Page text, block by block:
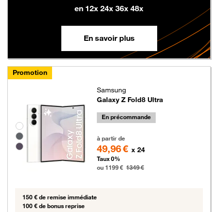
en 12x 24x 36x 48x
En savoir plus
Promotion
Groupe de couleurs disponibles non sélectionnables
Samsung
Galaxy Z Fold8 Ultra
En précommande
à partir de
49,96 € x 24
Taux 0%
ou 1199 € 1349 €
150 € de remise immédiate
100 € de bonus reprise